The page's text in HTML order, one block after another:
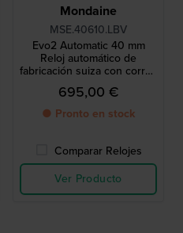
Mondaine
MSE.40610.LBV
Evo2 Automatic 40 mm
Reloj automático de
fabricación suiza con correa
de cuero vegana
695,00 €
● Pronto en stock
Comparar Relojes
Ver Producto